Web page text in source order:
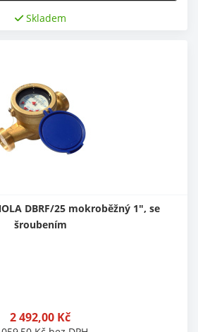
Skladem
DBRF/25 mokroběžný 1", se
šroubením
2 492,00 Kč